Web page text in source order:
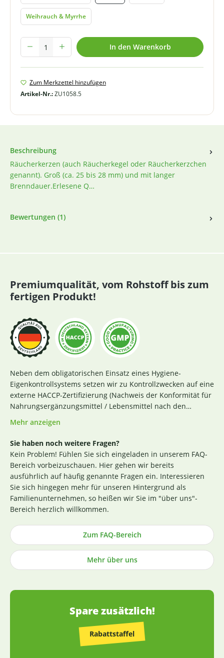
Weihrauch & Myrrhe
Produkt Anzahl: Gib den gewünschten Wert ein oder benutze die
In den Warenkorb
Zum Merkzettel hinzufügen
Artikel-Nr.:ZU1058.5
Beschreibung
Räucherkerzen (auch Räucherkegel oder Räucherkerzchen
genannt). Groß (ca. 25 bis 28 mm) und mit langer
Brenndauer.Erlesene Q…
Bewertungen (1)
Premiumqualität, vom Rohstoff bis zum
fertigen Produkt!
Neben dem obligatorischen Einsatz eines Hygiene-
Eigenkontrollsystems setzen wir zu Kontrollzwecken auf eine
externe HACCP-Zertifizierung (Nachweis der Konformität für
Nahrungsergänzungsmittel / Lebensmittel nach den
Richtlinien des Codex Alimentarius und der Verordnung EG
Nr. 852 / 2004 des Europäischen Parlaments). Das aktuelle
Zertifikat finden Siehier
. Darüber hinaus beginnt für uns
die Sicherstellung einer erstklassigen Produktqualität
bereits bei der strengen Durchleuchtung und Auswahl
unserer (Rohstoff-)Lieferanten. Die Produktion nach GMP-
Richtlinie ist hierbei ein wichtiges Kriterium. Losgelöst von
den Tests der Hersteller untersuchen wir zusätzlich, ohne
rechtlich dazu verpflichtet zu sein, einen Großteil der
weisen dies durch die Veröffentlichung entsprechender
Zertifikate nach (im Regelfall direkt an der
Produktbeschreibung). Die Herstellung von Kapseln und
Tabletten sowie die Abfüllung praktisch aller Produkte
erfolgt in Deutschland (die wenigen Ausnahmen sind
Mehr anzeigen
Sie haben noch weitere Fragen?
Kein Problem! Fühlen Sie sich eingeladen in unserem FAQ-
Bereich vorbeizuschauen. Hier gehen wir bereits
ausführlich auf häufig genannte Fragen ein. Interessieren
Sie sich hingegen mehr für unseren Hintergrund als
Familienunternehmen, so heißen wir Sie im "über uns"-
Bereich herzlich willkommen.
Zum FAQ-Bereich
Mehr über uns
Spare zusätzlich!
Rabattstaffel